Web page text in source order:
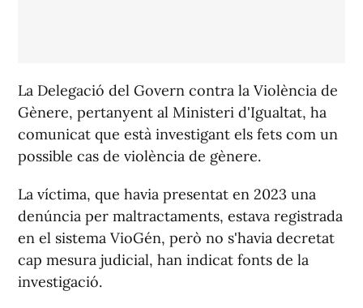
La Delegació del Govern contra la Violència de
Gènere, pertanyent al Ministeri d'Igualtat, ha
comunicat que està investigant els fets com un
possible cas de violència de gènere.
La víctima, que havia presentat en 2023 una
denúncia per maltractaments, estava registrada
en el sistema VioGén, però no s'havia decretat
cap mesura judicial, han indicat fonts de la
investigació.